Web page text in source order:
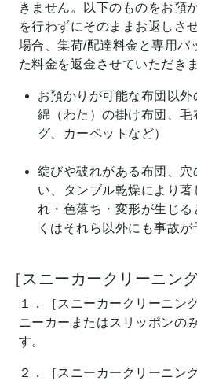
きません。以下のものをお預
を行わずにそのままお返しさ
場合、集荷/配達料金と専用バ
た料金を返金させていただきま
お預かりが可能な布団以外
綿（わた）の掛け布団、
グ、カーペットなど）
綻びや破れがある布団、
い、タンブル乾燥により
れ・色落ち・変形が生じ
くはそれら以外にも事故が
［スニーカークリーニング
１．［スニーカークリーニン
ニーカーまたはスリッポンの
す。
２．［スニーカークリーニン